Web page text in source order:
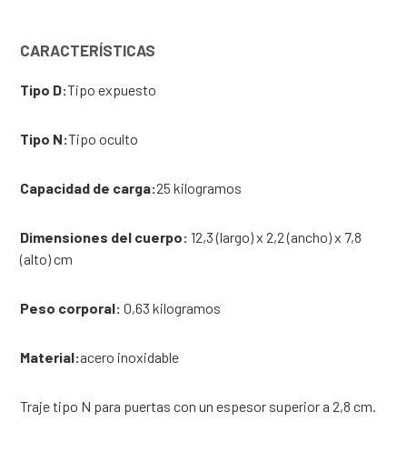
CARACTERÍSTICAS
Tipo D:Tipo expuesto
Tipo N:Tipo oculto
Capacidad de carga:25 kilogramos
Dimensiones del cuerpo: 12,3 (largo) x 2,2 (ancho) x 7,8
(alto) cm
Peso corporal: 0,63 kilogramos
Material:acero inoxidable
Traje tipo N para puertas con un espesor superior a 2,8 cm.